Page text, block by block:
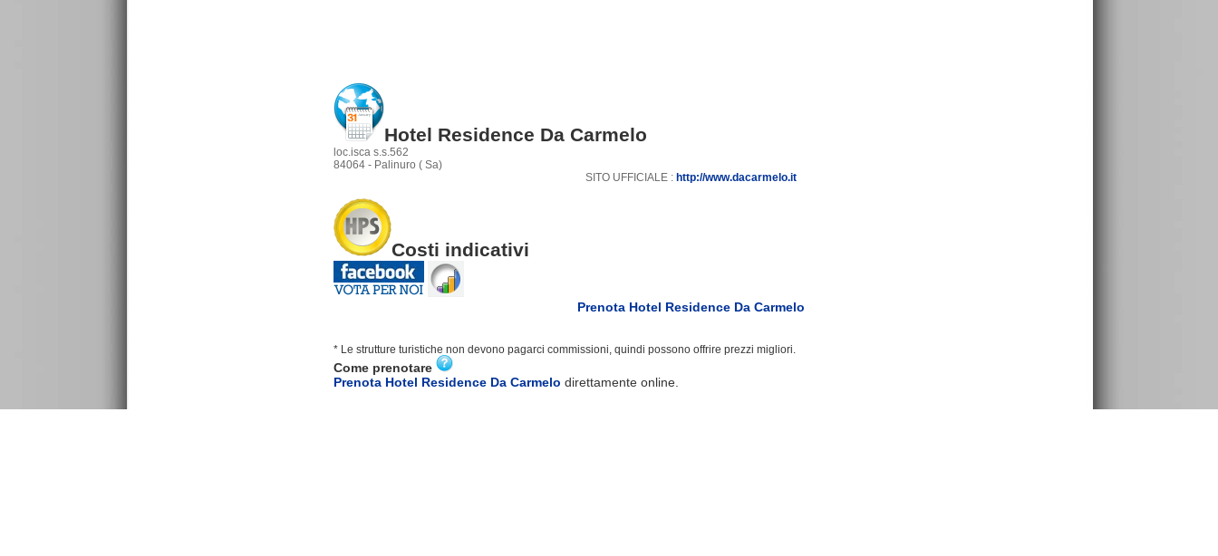
Hotel Residence Da Carmelo
loc.isca s.s.562
84064 - Palinuro ( Sa)
SITO UFFICIALE : http://www.dacarmelo.it
Costi indicativi
Prenota Hotel Residence Da Carmelo
* Le strutture turistiche non devono pagarci commissioni, quindi possono offrire prezzi migliori.
Come prenotare
Prenota Hotel Residence Da Carmelo direttamente online.